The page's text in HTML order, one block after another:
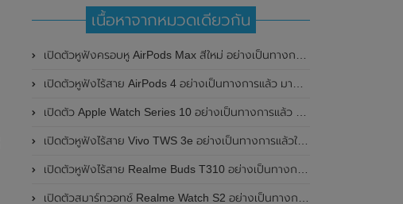
เนื้อหาจากหมวดเดียวกัน
เปิดตัวหูฟังครอบหู AirPods Max สีใหม่ อย่างเป็นทางการแล้ว
เปิดตัวหูฟังไร้สาย AirPods 4 อย่างเป็นทางการแล้ว มาพร้อม ANC และฟีเจอร์ใหม่มากมาย
เปิดตัว Apple Watch Series 10 อย่างเป็นทางการแล้ว มาพร้อมชิปเซ็ตรุ่น S10
เปิดตัวหูฟังไร้สาย Vivo TWS 3e อย่างเป็นทางการแล้วในประเทศอินเดีย มาพร้อมระบบตัดเสียงรบกวน ANC ที่ 30dB , ป้องกันฝุ่นและกันน้ำที่ระดับ IP54 , แบตเตอรี่สามารถใช้งานนานสูงสุด 36 ชั่วโมง
เปิดตัวหูฟังไร้สาย Realme Buds T310 อย่างเป็นทางการในประเทศอินเดีย มาพร้อมระบบตัดเสียงรบกวน ANC สูงสุด 46dB , เสียงรอบทิศทาง 360 องศา , แบตเตอรี่สามารถใช้งานได้นานสูงสุด 40 ชั่วโมง
เปิดตัวสมาร์ทวอทช์ Realme Watch S2 อย่างเป็นทางการในประเทศอินเดีย มาพร้อมตัวเรือนสแตนเลสสตีล , หน้าจอแสดงผล AMOLED ขนาด 1.43 นิ้ว , แบตเตอรี่ขนาดใหญ่ใช้งานได้นาน 20 วัน และรองรับคำสั่งเสียง Super AI Engine ที่ขับเคลื่อนโดย ChatGPT